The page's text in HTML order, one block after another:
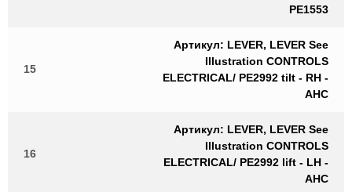
PE1553
15
Артикул: LEVER, LEVER See
Illustration CONTROLS
ELECTRICAL/ PE2992 tilt - RH -
AHC
16
Артикул: LEVER, LEVER See
Illustration CONTROLS
ELECTRICAL/ PE2992 lift - LH -
AHC